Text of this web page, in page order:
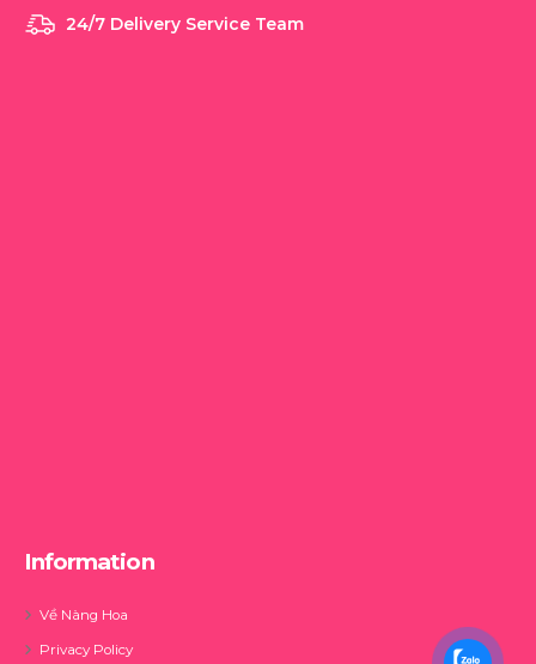
24/7 Delivery Service Team
Information
Về Nàng Hoa
Privacy Policy